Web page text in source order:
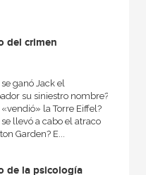
del crimen
ganó Jack el
su siniestro nombre?
«vendió» la Torre Eiffel?
se llevó a cabo el atraco
Garden? E...
de la psicología